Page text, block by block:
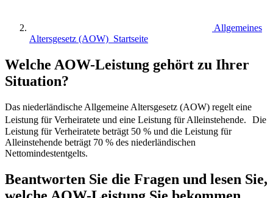
Allgemeines
Altersgesetz (AOW) Startseite
Welche AOW-Leistung gehört zu Ihrer
Situation?
Das niederländische Allgemeine Altersgesetz (AOW) regelt eine
Leistung für Verheiratete und eine Leistung für Alleinstehende. Die
Leistung für Verheiratete beträgt 50 % und die Leistung für
Alleinstehende beträgt 70 % des niederländischen
Nettomindestentgelts.
Beantworten Sie die Fragen und lesen Sie,